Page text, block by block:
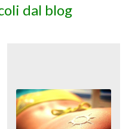
dal blog